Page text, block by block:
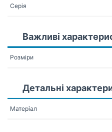
Серія
Важливі
Розміри
Детальні
Матеріал